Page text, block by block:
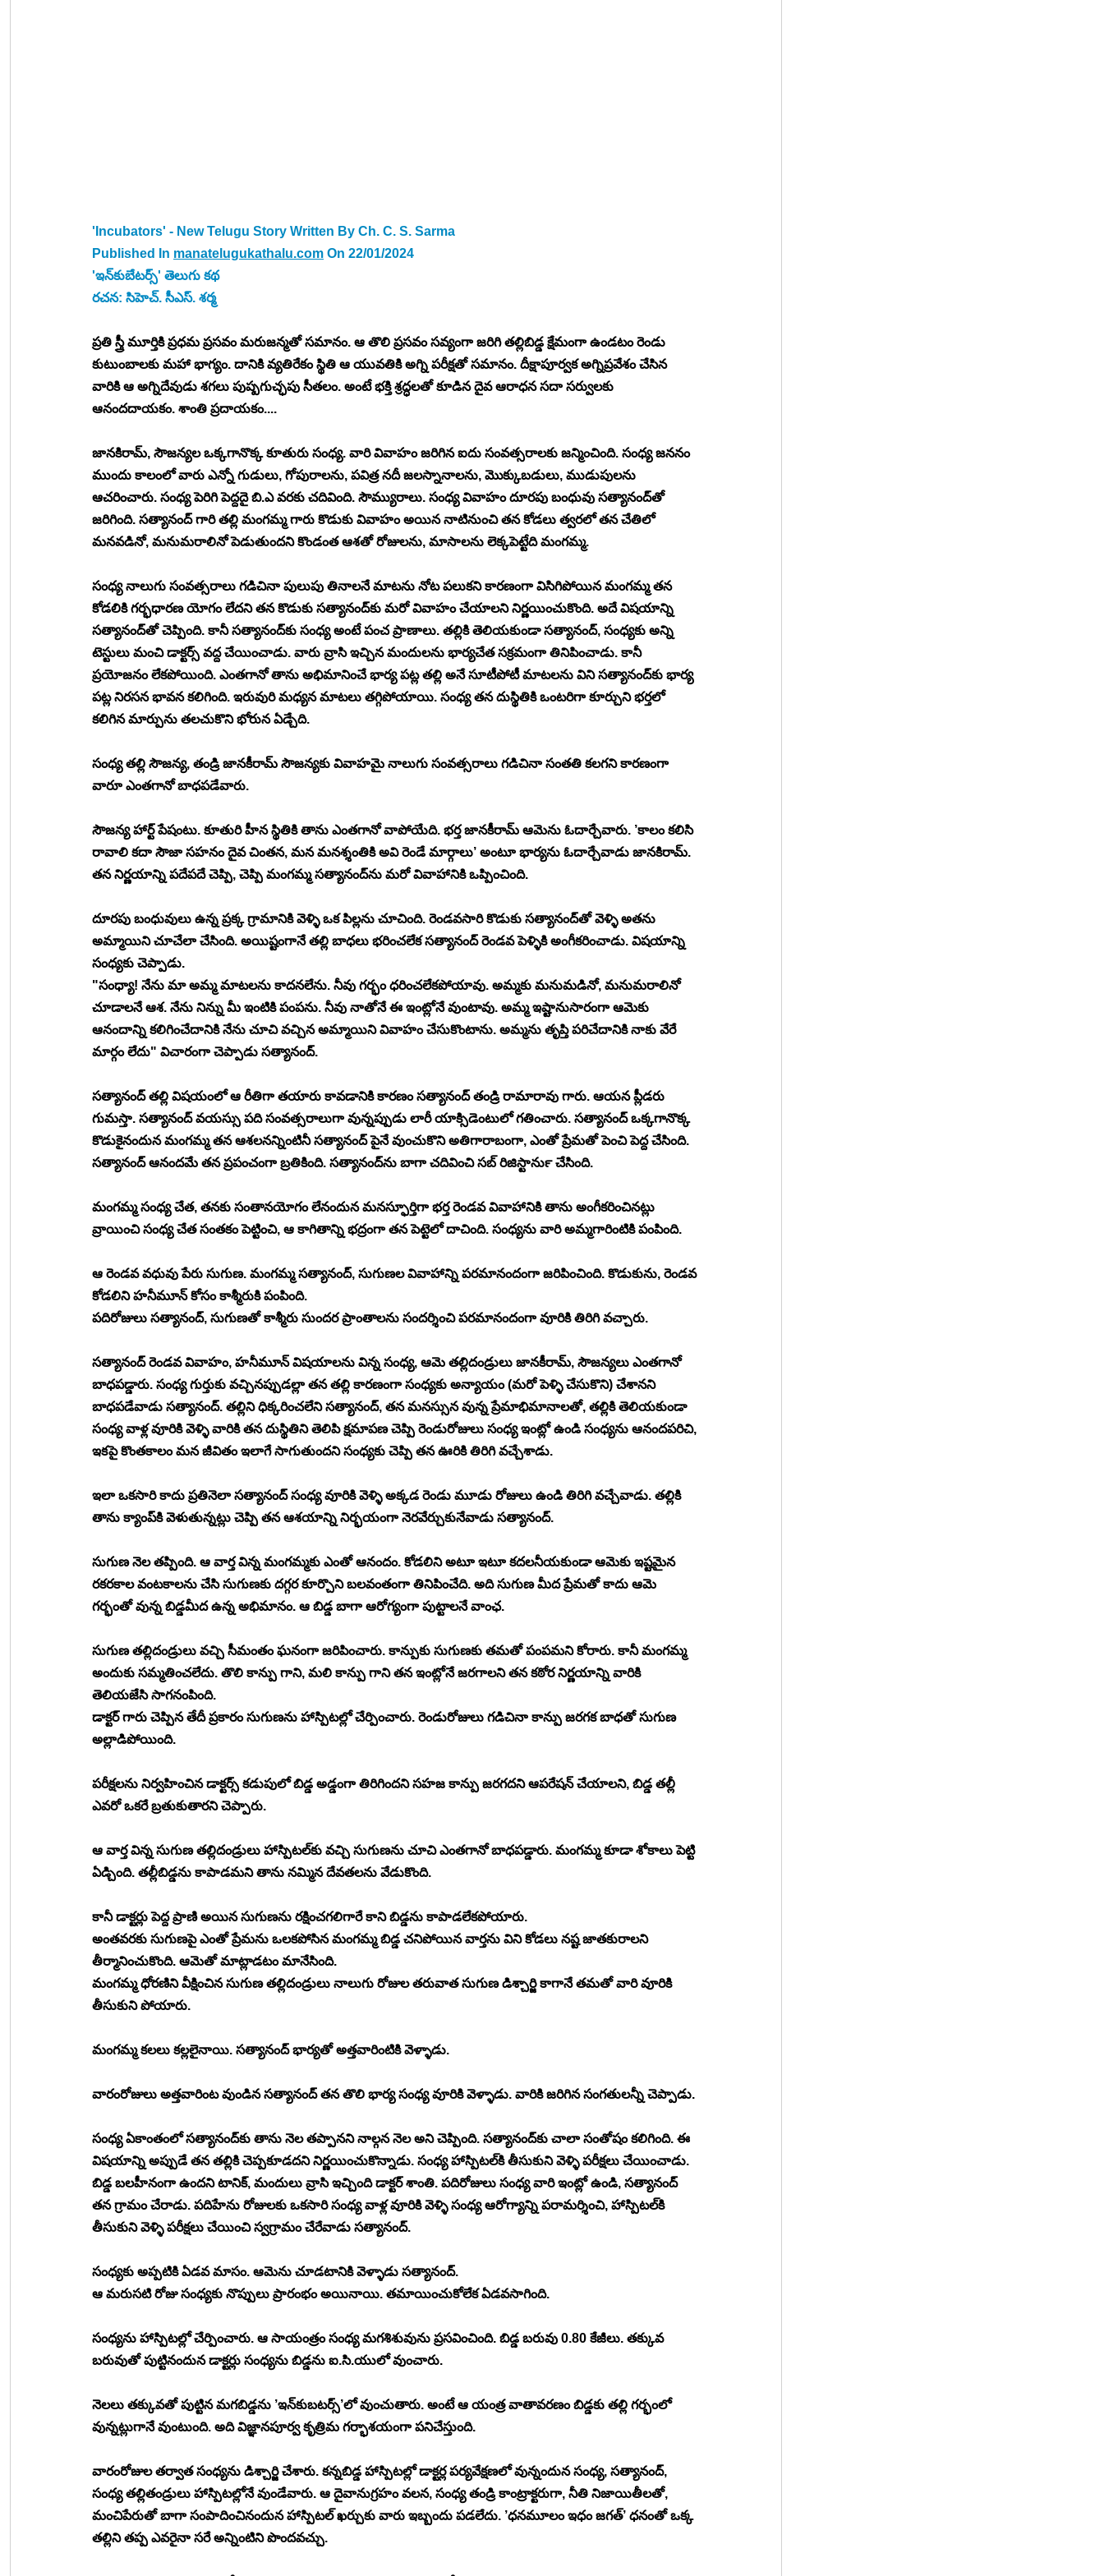
'Incubators' - New Telugu Story Written By Ch. C. S. Sarma
Published In manatelugukathalu.com On 22/01/2024
'ఇన్‍కుబేటర్స్' తెలుగు కథ
రచన: సిహెచ్. సీఎస్. శర్మ
ప్రతి స్త్రీ మూర్తికి ప్రధమ ప్రసవం మరుజన్మతో సమానం. ఆ తొలి ప్రసవం సవ్యంగా జరిగి తల్లిబిడ్డ క్షేమంగా ఉండటం రెండు
కుటుంబాలకు మహా భాగ్యం. దానికి వ్యతిరేకం స్థితి ఆ యువతికి అగ్ని పరీక్షతో సమానం. దీక్షాపూర్వక అగ్నిప్రవేశం చేసిన
వారికి ఆ అగ్నిదేవుడు శగలు పుష్పగుచ్ఛపు సీతలం. అంటే భక్తి శ్రద్ధలతో కూడిన దైవ ఆరాధన సదా సర్వులకు
ఆనందదాయకం. శాంతి ప్రదాయకం....
జానకిరామ్, సౌజన్యల ఒక్కగానొక్క కూతురు సంధ్య. వారి వివాహం జరిగిన ఐదు సంవత్సరాలకు జన్మించింది. సంధ్య జననం
ముందు కాలంలో వారు ఎన్నో గుడులు, గోపురాలను, పవిత్ర నదీ జలస్నానాలను, మొక్కుబడులు, ముడుపులను
ఆచరించారు. సంధ్య పెరిగి పెద్దదై బి.ఎ వరకు చదివింది. సౌమ్యురాలు. సంధ్య వివాహం దూరపు బంధువు సత్యానంద్‍తో
జరిగింది. సత్యానంద్ గారి తల్లి మంగమ్మ గారు కొడుకు వివాహం అయిన నాటినుంచి తన కోడలు త్వరలో తన చేతిలో
మనవడినో, మనుమరాలినో పెడుతుందని కొండంత ఆశతో రోజులను, మాసాలను లెక్కపెట్టేది మంగమ్మ.
సంధ్య నాలుగు సంవత్సరాలు గడిచినా పులుపు తినాలనే మాటను నోట పలుకని కారణంగా విసిగిపోయిన మంగమ్మ తన
కోడలికి గర్భధారణ యోగం లేదని తన కొడుకు సత్యానంద్‍కు మరో వివాహం చేయాలని నిర్ణయించుకొంది. అదే విషయాన్ని
సత్యానంద్‍తో చెప్పింది. కానీ సత్యానంద్‍కు సంధ్య అంటే పంచ ప్రాణాలు. తల్లికి తెలియకుండా సత్యానంద్, సంధ్యకు అన్ని
టెస్టులు మంచి డాక్టర్స్ వద్ద చేయించాడు. వారు వ్రాసి ఇచ్చిన మందులను భార్యచేత సక్రమంగా తినిపించాడు. కానీ
ప్రయోజనం లేకపోయింది. ఎంతగానో తాను అభిమానించే భార్య పట్ల తల్లి అనే సూటీపోటీ మాటలను విని సత్యానంద్‍కు భార్య
పట్ల నిరసన భావన కలిగింది. ఇరువురి మధ్యన మాటలు తగ్గిపోయాయి. సంధ్య తన దుస్థితికి ఒంటరిగా కూర్చుని భర్తలో
కలిగిన మార్పును తలచుకొని భోరున ఏడ్చేది.
సంధ్య తల్లి సౌజన్య, తండ్రి జానకీరామ్ సౌజన్యకు వివాహమై నాలుగు సంవత్సరాలు గడిచినా సంతతి కలగని కారణంగా
వారూ ఎంతగానో బాధపడేవారు.
సౌజన్య హార్ట్ పేషంటు. కూతురి హీన స్థితికి తాను ఎంతగానో వాపోయేది. భర్త జానకీరామ్ ఆమెను ఓదార్చేవారు. ’కాలం కలిసి
రావాలి కదా సౌజా సహనం దైవ చింతన, మన మనశ్శంతికి అవి రెండే మార్గాలు’ అంటూ భార్యను ఓదార్చేవాడు జానకిరామ్.
తన నిర్ణయాన్ని పదేపదే చెప్పి, చెప్పి మంగమ్మ సత్యానంద్‍ను మరో వివాహానికి ఒప్పించింది.
దూరపు బంధువులు ఉన్న ప్రక్క గ్రామానికి వెళ్ళి ఒక పిల్లను చూచింది. రెండవసారి కొడుకు సత్యానంద్‍తో వెళ్ళి అతను
అమ్మాయిని చూచేలా చేసింది. అయిష్టంగానే తల్లి బాధలు భరించలేక సత్యానంద్ రెండవ పెళ్ళికి అంగీకరించాడు. విషయాన్ని
సంధ్యకు చెప్పాడు.
"సంధ్యా! నేను మా అమ్మ మాటలను కాదనలేను. నీవు గర్భం ధరించలేకపోయావు. అమ్మకు మనుమడినో, మనుమరాలినో
చూడాలనే ఆశ. నేను నిన్ను మీ ఇంటికి పంపను. నీవు నాతోనే ఈ ఇంట్లోనే వుంటావు. అమ్మ ఇష్టానుసారంగా ఆమెకు
ఆనందాన్ని కలిగించేదానికి నేను చూచి వచ్చిన అమ్మాయిని వివాహం చేసుకొంటాను. అమ్మను తృప్తి పరిచేదానికి నాకు వేరే
మార్గం లేదు" విచారంగా చెప్పాడు సత్యానంద్.
సత్యానంద్ తల్లి విషయంలో ఆ రీతిగా తయారు కావడానికి కారణం సత్యానంద్ తండ్రి రామారావు గారు. ఆయన ప్లీడరు
గుమస్తా. సత్యానంద్ వయస్సు పది సంవత్సరాలుగా వున్నప్పుడు లారీ యాక్సిడెంటులో గతించారు. సత్యానంద్ ఒక్కగానొక్క
కొడుకైనందున మంగమ్మ తన ఆశలనన్నింటినీ సత్యానంద్ పైనే వుంచుకొని అతిగారాబంగా, ఎంతో ప్రేమతో పెంచి పెద్ద చేసింది.
సత్యానంద్ ఆనందమే తన ప్రపంచంగా బ్రతికింది. సత్యానంద్‍ను బాగా చదివించి సబ్ రిజిస్టార్‍ను చేసింది.
మంగమ్మ సంధ్య చేత, తనకు సంతానయోగం లేనందున మనస్ఫూర్తిగా భర్త రెండవ వివాహానికి తాను అంగీకరించినట్లు
వ్రాయించి సంధ్య చేత సంతకం పెట్టించి, ఆ కాగితాన్ని భద్రంగా తన పెట్టెలో దాచింది. సంధ్యను వారి అమ్మగారింటికి పంపింది.
ఆ రెండవ వధువు పేరు సుగుణ. మంగమ్మ సత్యానంద్, సుగుణల వివాహాన్ని పరమానందంగా జరిపించింది. కొడుకును, రెండవ
కోడలిని హనీమూన్ కోసం కాశ్మీరుకి పంపింది.
పదిరోజులు సత్యానంద్, సుగుణతో కాశ్మీరు సుందర ప్రాంతాలను సందర్శించి పరమానందంగా వూరికి తిరిగి వచ్చారు.
సత్యానంద్ రెండవ వివాహం, హనీమూన్ విషయాలను విన్న సంధ్య, ఆమె తల్లిదండ్రులు జానకీరామ్, సౌజన్యలు ఎంతగానో
బాధపడ్డారు. సంధ్య గుర్తుకు వచ్చినప్పుడల్లా తన తల్లి కారణంగా సంధ్యకు అన్యాయం (మరో పెళ్ళి చేసుకొని) చేశానని
బాధపడేవాడు సత్యానంద్. తల్లిని ధిక్కరించలేని సత్యానంద్, తన మనస్సున వున్న ప్రేమాభిమానాలతో, తల్లికి తెలియకుండా
సంధ్య వాళ్ల వూరికి వెళ్ళి వారికి తన దుస్థితిని తెలిపి క్షమాపణ చెప్పి రెండురోజులు సంధ్య ఇంట్లో ఉండి సంధ్యను ఆనందపరిచి,
ఇకపై కొంతకాలం మన జీవితం ఇలాగే సాగుతుందని సంధ్యకు చెప్పి తన ఊరికి తిరిగి వచ్చేశాడు.
ఇలా ఒకసారి కాదు ప్రతినెలా సత్యానంద్ సంధ్య వూరికి వెళ్ళి అక్కడ రెండు మూడు రోజులు ఉండి తిరిగి వచ్చేవాడు. తల్లికి
తాను క్యాంప్‍కి వెళుతున్నట్లు చెప్పి తన ఆశయాన్ని నిర్భయంగా నెరవేర్చుకునేవాడు సత్యానంద్.
సుగుణ నెల తప్పింది. ఆ వార్త విన్న మంగమ్మకు ఎంతో ఆనందం. కోడలిని అటూ ఇటూ కదలనీయకుండా ఆమెకు ఇష్టమైన
రకరకాల వంటకాలను చేసి సుగుణకు దగ్గర కూర్చొని బలవంతంగా తినిపించేది. అది సుగుణ మీద ప్రేమతో కాదు ఆమె
గర్భంతో వున్న బిడ్డమీద ఉన్న అభిమానం. ఆ బిడ్డ బాగా ఆరోగ్యంగా పుట్టాలనే వాంఛ.
సుగుణ తల్లిదండ్రులు వచ్చి సీమంతం ఘనంగా జరిపించారు. కాన్పుకు సుగుణకు తమతో పంపమని కోరారు. కానీ మంగమ్మ
అందుకు సమ్మతించలేదు. తొలి కాన్పు గాని, మలి కాన్పు గాని తన ఇంట్లోనే జరగాలని తన కఠోర నిర్ణయాన్ని వారికి
తెలియజేసి సాగనంపింది.
డాక్టర్ గారు చెప్పిన తేదీ ప్రకారం సుగుణను హాస్పిటల్లో చేర్పించారు. రెండురోజులు గడిచినా కాన్పు జరగక బాధతో సుగుణ
అల్లాడిపోయింది.
పరీక్షలను నిర్వహించిన డాక్టర్స్ కడుపులో బిడ్డ అడ్డంగా తిరిగిందని సహజ కాన్పు జరగదని ఆపరేషన్ చేయాలని, బిడ్డ తల్లీ
ఎవరో ఒకరే బ్రతుకుతారని చెప్పారు.
ఆ వార్త విన్న సుగుణ తల్లిదండ్రులు హాస్పిటల్‍కు వచ్చి సుగుణను చూచి ఎంతగానో బాధపడ్డారు. మంగమ్మ కూడా శోకాలు పెట్టి
ఏడ్చింది. తల్లీబిడ్డను కాపాడమని తాను నమ్మిన దేవతలను వేడుకొంది.
కానీ డాక్టర్లు పెద్ద ప్రాణి అయిన సుగుణను రక్షించగలిగారే కాని బిడ్డను కాపాడలేకపోయారు.
అంతవరకు సుగుణపై ఎంతో ప్రేమను ఒలకపోసిన మంగమ్మ బిడ్డ చనిపోయిన వార్తను విని కోడలు నష్ట జాతకురాలని
తీర్మానించుకొంది. ఆమెతో మాట్లాడటం మానేసింది.
మంగమ్మ ధోరణిని వీక్షించిన సుగుణ తల్లిదండ్రులు నాలుగు రోజుల తరువాత సుగుణ డిశ్చార్జి కాగానే తమతో వారి వూరికి
తీసుకుని పోయారు.
మంగమ్మ కలలు కల్లలైనాయి. సత్యానంద్ భార్యతో అత్తవారింటికి వెళ్ళాడు.
వారంరోజులు అత్తవారింట వుండిన సత్యానంద్ తన తొలి భార్య సంధ్య వూరికి వెళ్ళాడు. వారికి జరిగిన సంగతులన్నీ చెప్పాడు.
సంధ్య ఏకాంతంలో సత్యానంద్‍కు తాను నెల తప్పానని నాల్గన నెల అని చెప్పింది. సత్యానంద్‍కు చాలా సంతోషం కలిగింది. ఈ
విషయాన్ని అప్పుడే తన తల్లికి చెప్పకూడదని నిర్ణయించుకొన్నాడు. సంధ్య హాస్పిటల్‍కి తీసుకుని వెళ్ళి పరీక్షలు చేయించాడు.
బిడ్డ బలహీనంగా ఉందని టానిక్, మందులు వ్రాసి ఇచ్చింది డాక్టర్ శాంతి. పదిరోజులు సంధ్య వారి ఇంట్లో ఉండి, సత్యానంద్
తన గ్రామం చేరాడు. పదిహేను రోజులకు ఒకసారి సంధ్య వాళ్ల వూరికి వెళ్ళి సంధ్య ఆరోగ్యాన్ని పరామర్శించి, హాస్పిటల్‍కి
తీసుకుని వెళ్ళి పరీక్షలు చేయించి స్వగ్రామం చేరేవాడు సత్యానంద్.
సంధ్యకు అప్పటికి ఏడవ మాసం. ఆమెను చూడటానికి వెళ్ళాడు సత్యానంద్.
ఆ మరుసటి రోజు సంధ్యకు నొప్పులు ప్రారంభం అయినాయి. తమాయించుకోలేక ఏడవసాగింది.
సంధ్యను హాస్పిటల్లో చేర్పించారు. ఆ సాయంత్రం సంధ్య మగశిశువును ప్రసవించింది. బిడ్డ బరువు 0.80 కేజీలు. తక్కువ
బరువుతో పుట్టినందున డాక్టర్లు సంధ్యను బిడ్డను ఐ.సి.యులో వుంచారు.
నెలలు తక్కువతో పుట్టిన మగబిడ్డను ’ఇన్‍కుబటర్స్’లో వుంచుతారు. అంటే ఆ యంత్ర వాతావరణం బిడ్డకు తల్లి గర్భంలో
వున్నట్లుగానే వుంటుంది. అది విజ్ఞానపూర్వ కృత్రిమ గర్భాశయంగా పనిచేస్తుంది.
వారంరోజుల తర్వాత సంధ్యను డిశ్చార్జి చేశారు. కన్నబిడ్డ హాస్పిటల్లో డాక్టర్ల పర్యవేక్షణలో వున్నందున సంధ్య, సత్యానంద్,
సంధ్య తల్లితండ్రులు హాస్పిటల్లోనే వుండేవారు. ఆ దైవానుగ్రహం వలన, సంధ్య తండ్రి కాంట్రాక్టరుగా, నీతి నిజాయితీలతో,
మంచిపేరుతో బాగా సంపాదించినందున హాస్పిటల్ ఖర్చుకు వారు ఇబ్బందు పడలేదు. ’ధనమూలం ఇధం జగత్’ ధనంతో ఒక్క
తల్లిని తప్ప ఎవరైనా సరే అన్నింటిని పొందవచ్చు.